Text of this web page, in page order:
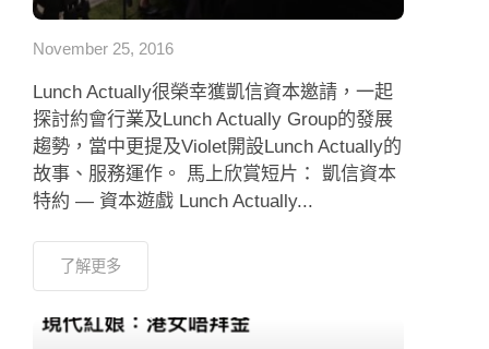
November 25, 2016
Lunch Actually很榮幸獲凱信資本邀請，一起
探討約會行業及Lunch Actually Group的發展
趨勢，當中更提及Violet開設Lunch Actually的
故事、服務運作。 馬上欣賞短片： 凱信資本
特約 — 資本遊戲 Lunch Actually...
了解更多